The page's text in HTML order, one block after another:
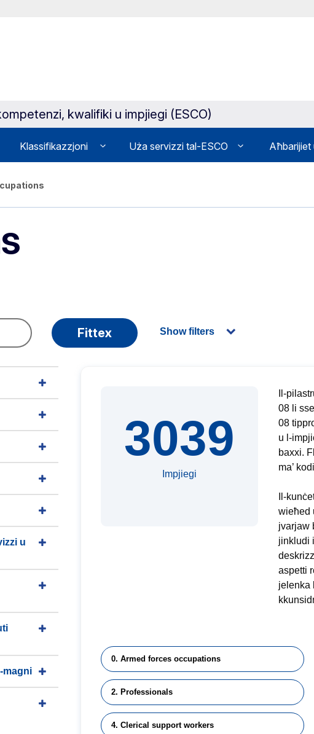
kwalifiki u impjiegi (ESCO)
Klassifikazzjoni Uża servizzi tal-ESCO Aħbarijiet
Fittex Show filters
u
magni
3039
Impjiegi
Il-
08 li
08
u l-
baxxi.
ma’
Il-
wieħed
jvarjaw
jinkludi
aspetti
jelenka
0. Armed forces occupations
2. Professionals
4. Clerical support workers